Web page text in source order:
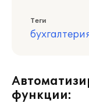
Теги
функции: